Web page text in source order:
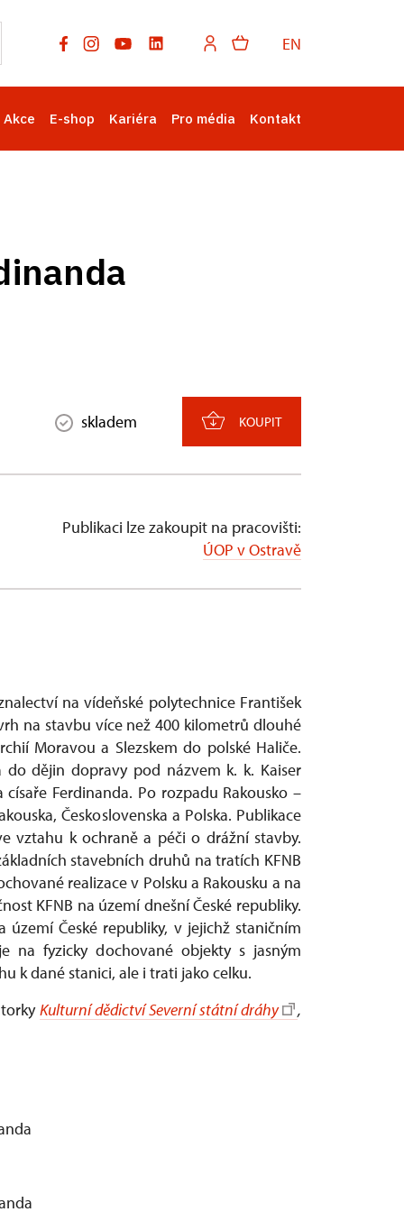
EN
Akce E-shop Kariéra Pro média Kontakt
skladem KOUPIT
Publikaci lze zakoupit na pracovišti:
ÚOP v Ostravě
na vídeňské polytechnice František
na stavbu více než 400 kilometrů dlouhé
Moravou a Slezskem do polské Haliče.
do dějin dopravy pod názvem k. k. Kaiser
Ferdinanda. Po rozpadu Rakousko –
Československa a Polska. Publikace
vztahu k ochraně a péči o drážní stavby.
stavebních druhů na tratích KFNB
realizace v Polsku a Rakousku a na
KFNB na území dnešní České republiky.
České republiky, v jejichž staničním
na fyzicky dochované objekty s jasným
k dané stanici, ale i trati jako celku.
Kulturní dědictví Severní státní dráhy
,